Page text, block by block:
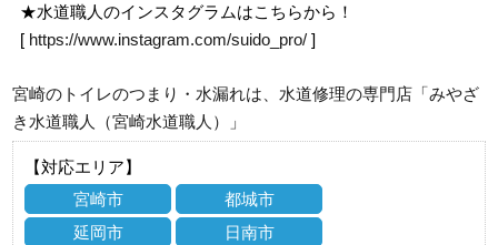
★水道職人のインスタグラムはこちらから！
[ https://www.instagram.com/suido_pro/ ]
宮崎のトイレのつまり・水漏れは、水道修理の専門店「みやざ
き水道職人（宮崎水道職人）」
【対応エリア】
宮崎市
都城市
延岡市
日南市